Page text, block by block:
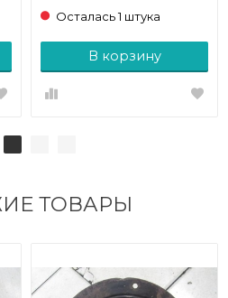
Осталась 1 штука
В корзину
ТОВАРЫ